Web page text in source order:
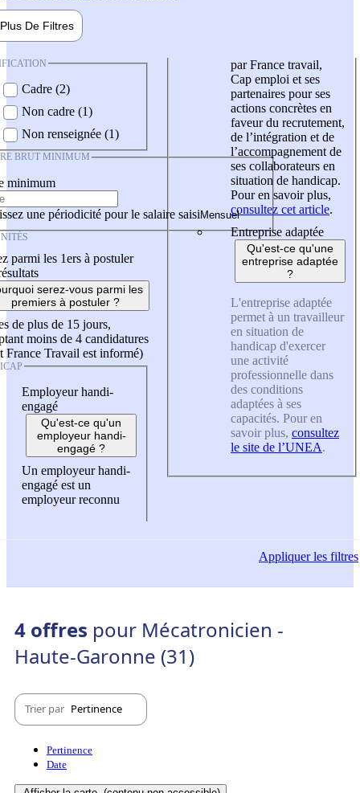
Plus De Filtres
Cadre (2)
Non cadre (1)
Non renseignée (1)
BRUT MINIMUM
minimum
une périodicité pour le salaire saisi
parmi les 1ers à postuler
serez-vous parmi les
premiers à postuler ?
de plus de 15 jours,
moins de 4 candidatures
France Travail est informé)
Employeur handi-
engagé
Qu'est-ce qu'un
employeur handi-
engagé ?
Un employeur handi-
engagé est un
employeur reconnu
par France travail,
Cap emploi et ses
partenaires pour ses
actions concrètes en
faveur du recrutement,
de l’intégration et de
l’accompagnement de
ses collaborateurs en
situation de handicap.
Pour en savoir plus,
consultez cet article.
Entreprise adaptée
Qu'est-ce qu'une
entreprise adaptée
?
L'entreprise adaptée
permet à un travailleur
en situation de
handicap d'exercer
une activité
professionnelle dans
des conditions
adaptées à ses
capacités. Pour en
savoir plus, consultez
le site de l’UNEA.
Appliquerles filtres
4 offres pour Mécatronicien -
Haute-Garonne (31)
Trier par Pertinence
Pertinence
Date